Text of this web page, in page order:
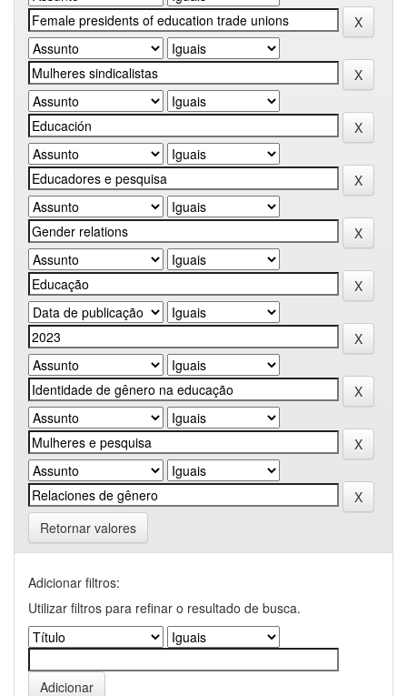
Retornar valores
Adicionar filtros:
Utilizar filtros para refinar o resultado de busca.